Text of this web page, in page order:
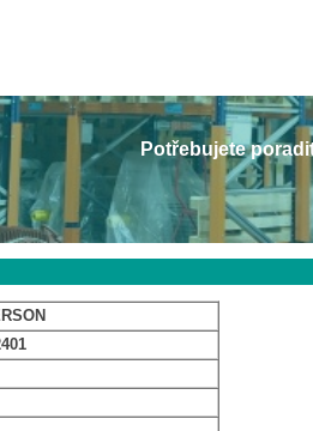
Potřebujete